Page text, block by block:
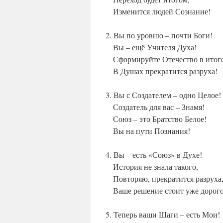
Изменится людей Сознание!
2. Вы по уровню – почти Боги!
Вы – ещё Учителя Духа!
Сформируйте Отечество в
В Душах прекратится разруха!
3. Вы с Создателем – одно Целое!
Создатель для вас – Знамя!
Союз – это Братство Белое!
Вы на пути Познания!
4. Вы – есть «Союз» в Духе!
История не знала такого,
Повторяю, прекратится разруха,
Ваше решение стоит уже
5. Теперь ваши Шаги – есть Мои!